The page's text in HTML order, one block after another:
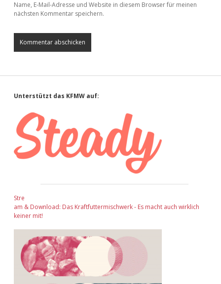
Name, E-Mail-Adresse und Website in diesem Browser für meinen
nächsten Kommentar speichern.
Sidebar
Unterstützt das KFMW auf:
Stre
am & Download: Das Kraftfuttermischwerk - Es macht auch wirklich
keiner mit!